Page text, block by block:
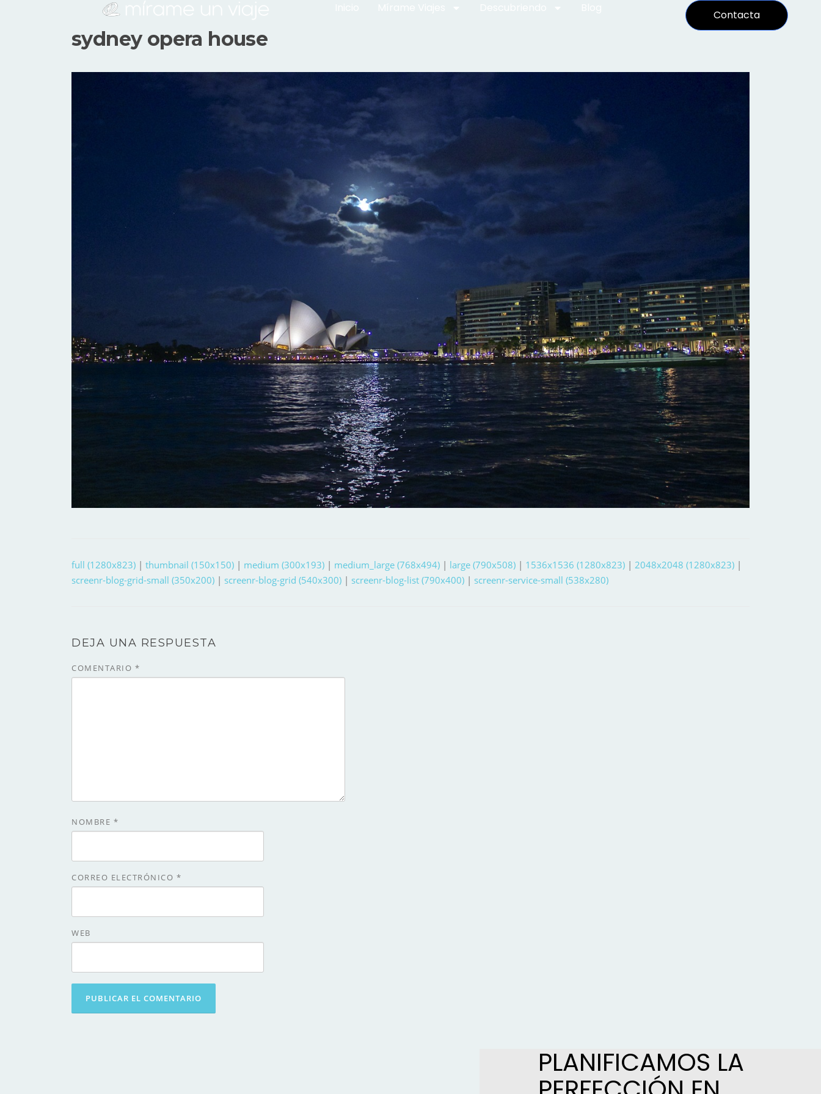
Contacta
sydney opera house
full (1280x823) | thumbnail (150x150) | medium (300x193) | medium_large (768x494) | large (790x508) | 1536x1536 (1280x823) | 2048x2048 (1280x823) |
screenr-blog-grid-small (350x200) | screenr-blog-grid (540x300) | screenr-blog-list (790x400) | screenr-service-small (538x280)
DEJA UNA RESPUESTA
COMENTARIO *
NOMBRE *
CORREO ELECTRÓNICO *
WEB
PLANIFICAMOS LA